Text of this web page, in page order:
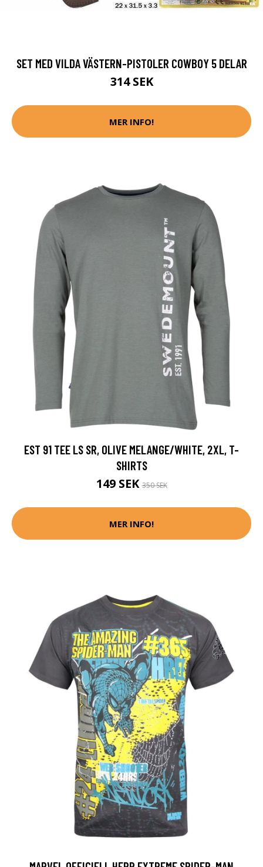
SET MED VILDA VÄSTERN-PISTOLER COWBOY 5 DELAR
314 SEK
MER INFO!
EST 91 TEE LS SR, OLIVE MELANGE/WHITE, 2XL, T-
SHIRTS
149 SEK350 SEK
MER INFO!